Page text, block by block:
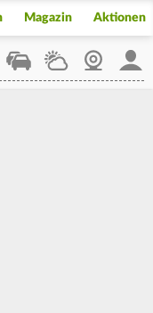
Magazin Aktionen
StaupilotWetterWebcam